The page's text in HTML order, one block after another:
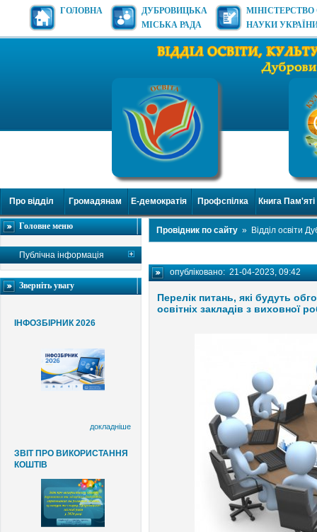
ГОЛОВНА
ДУБРОВИЦЬКА
МІСЬКА РАДА
МІНІСТЕРСТВО
НАУКИ
Про відділ Громадянам Е-демократія Профспілка Книга Пам'яті
Головне меню
Публічна інформація
Зверніть увагу
ІНФОЗБІРНИК 2026
докладніше
ЗВІТ ПРО ВИКОРИСТАННЯ
КОШТІВ
Провідник по сайту » Відділ освіти
опубліковано:21-04-2023, 09:42
Перелік питань, які будуть
освітніх закладів з виховної